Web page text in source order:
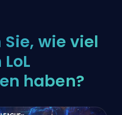
wie viel
haben?